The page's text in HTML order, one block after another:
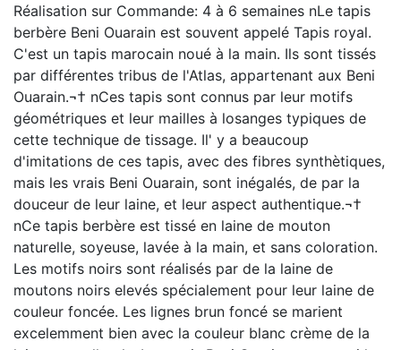
Réalisation sur Commande: 4 à 6 semaines nLe tapis
berbère Beni Ouarain est souvent appelé Tapis royal.
C'est un tapis marocain noué à la main. Ils sont tissés
par différentes tribus de l'Atlas, appartenant aux Beni
Ouarain.¬† nCes tapis sont connus par leur motifs
géométriques et leur mailles à losanges typiques de
cette technique de tissage. Il' y a beaucoup
d'imitations de ces tapis, avec des fibres synthètiques,
mais les vrais Beni Ouarain, sont inégalés, de par la
douceur de leur laine, et leur aspect authentique.¬†
nCe tapis berbère est tissé en laine de mouton
naturelle, soyeuse, lavée à la main, et sans coloration.
Les motifs noirs sont réalisés par de la laine de
moutons noirs elevés spécialement pour leur laine de
couleur foncée. Les lignes brun foncé se marient
excelemment bien avec la couleur blanc crème de la